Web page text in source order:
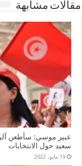
مقالات مشابهة
عبير موسي: سأطعن
سعيد حول الانتخابات
19 مايو، 2022